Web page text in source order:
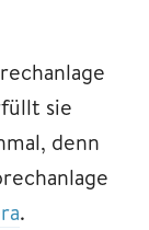
sie
denn
.